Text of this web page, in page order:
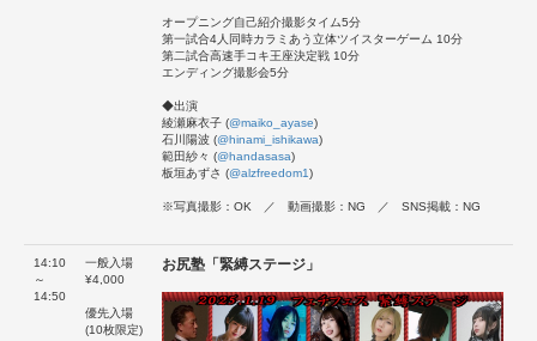
オープニング自己紹介撮影タイム5分
第一試合4人同時カラミあう立体ツイスターゲーム 10分
第二試合高速手コキ王座決定戦 10分
エンディング撮影会5分
◆出演
綾瀬麻衣子 (@maiko_ayase)
石川陽波 (@hinami_ishikawa)
範田紗々 (@handasasa)
板垣あずさ (@alzfreedom1)
※写真撮影：OK ／ 動画撮影：NG ／ SNS掲載：NG
14:10
～
14:50
一般入場
¥4,000
優先入場
(10枚限定)
お尻塾「緊縛ステージ」